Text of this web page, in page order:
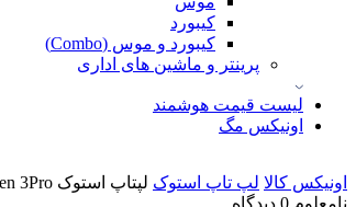
کیبورد
کیبورد و موس (Combo)
پرینتر و ماشین های اداری
لیست قیمت هوشمند
اونیکس مگ
اونیکس کالا لپ تاپ استوک لپتاپ استوک Hp 845 G7 Ryzen 3Pro
نامعلوم 0 دیدگاه